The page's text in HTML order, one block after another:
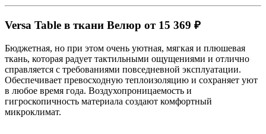
Versa Table в ткани Велюр от 15 369 ₽
Бюджетная, но при этом очень уютная, мягкая и плюшевая
ткань, которая радует тактильными ощущениями и отлично
справляется с требованиями повседневной эксплуатации.
Обеспечивает превосходную теплоизоляцию и сохраняет уют
в любое время года. Воздухопроницаемость и
гигроскопичность материала создают комфортный
микроклимат.